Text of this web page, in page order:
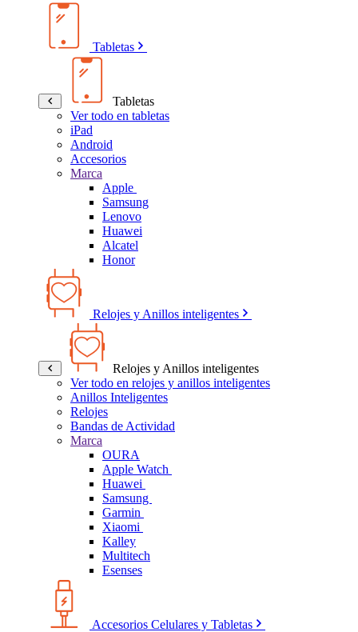
Tabletas
Tabletas
Ver todo en tabletas
iPad
Android
Accesorios
Marca
Apple
Samsung
Lenovo
Huawei
Alcatel
Honor
Relojes y Anillos inteligentes
Relojes y Anillos inteligentes
Ver todo en relojes y anillos inteligentes
Anillos Inteligentes
Relojes
Bandas de Actividad
Marca
OURA
Apple Watch
Huawei
Samsung
Garmin
Xiaomi
Kalley
Multitech
Esenses
Accesorios Celulares y Tabletas